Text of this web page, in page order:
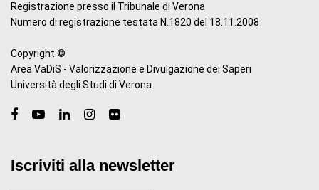
Registrazione presso il Tribunale di Verona
Numero di registrazione testata N.1820 del 18.11.2008
Copyright ©
Area VaDiS - Valorizzazione e Divulgazione dei Saperi
Università degli Studi di Verona
Iscriviti alla newsletter